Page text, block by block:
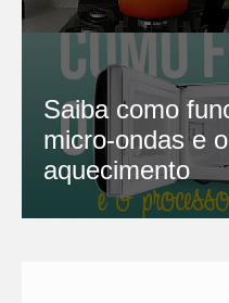
Saiba como
micro-ondas e
aquecimento